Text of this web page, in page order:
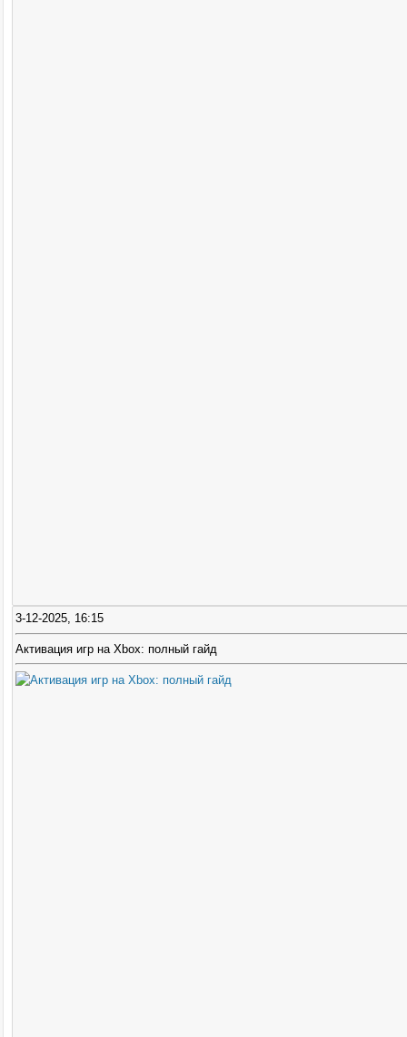
3-12-2025, 16:15
Активация игр на Xbox: полный гайд